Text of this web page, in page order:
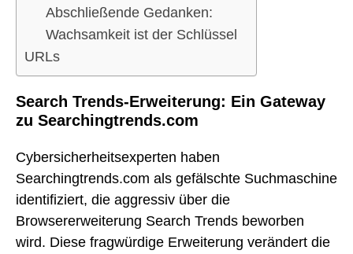
Abschließende Gedanken:
Wachsamkeit ist der Schlüssel
URLs
Search Trends-Erweiterung: Ein Gateway
zu Searchingtrends.com
Cybersicherheitsexperten haben
Searchingtrends.com als gefälschte Suchmaschine
identifiziert, die aggressiv über die
Browsererweiterung Search Trends beworben
wird. Diese fragwürdige Erweiterung verändert die